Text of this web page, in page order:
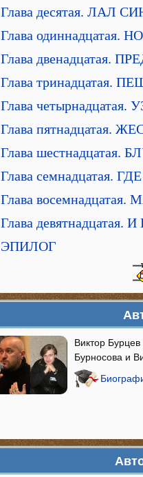
Глава десятая. ЛАЛ
Глава одиннадцатая.
Глава двенадцатая.
Глава тринадцатая.
Глава четырнадцатая.
Глава пятнадцатая.
Глава
Глава семнадцатая.
Глава
Глава
ЭПИЛОГ
Виктор
Бурносова и